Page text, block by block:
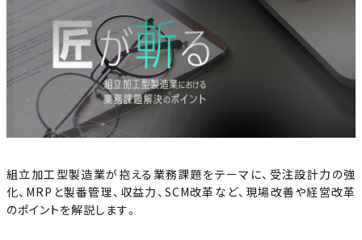
組立加工型製造業が抱える業務課題をテーマに、受注設計力の強
化、MRPと製番管理、収益力、SCM改革など、現場改善や経営改革
のポイントを解説します。